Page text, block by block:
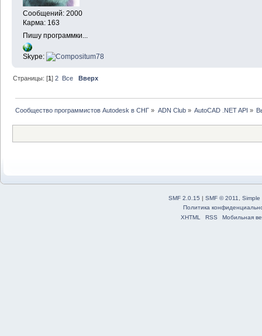
Сообщений: 2000
Карма: 163
Пишу программки...
Skype:
Страницы: [1]2 Все Вверх
Сообщество программистов Autodesk в СНГ » ADN Club» AutoCAD .NET API »
SMF 2.0.15 | SMF © 2011
Simple
Политика
XHTML
RSS Мобильная